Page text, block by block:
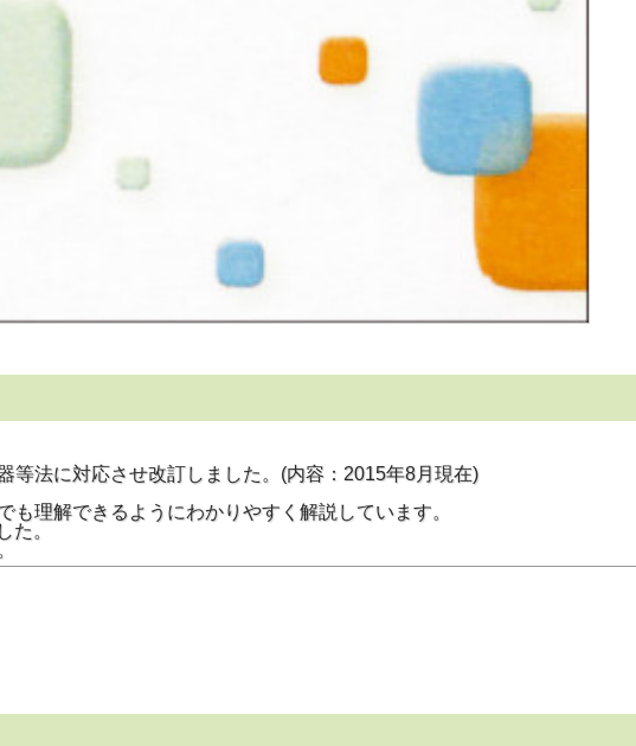
等法に対応させ改訂しました。(内容：2015年8月現在)
理解できるようにわかりやすく解説しています。
た。